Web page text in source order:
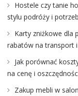
Hostele czy tanie
stylu podróży i potrzeb
Karty zniżkowe dla
rabatów na transport
Jak porównać
na cenę i
Zakup mebli w